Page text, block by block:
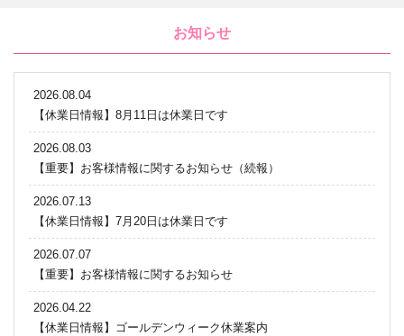
お知らせ
2026.08.04
【休業日情報】8月11日は休業日です
2026.08.03
【重要】お客様情報に関するお知らせ（続報）
2026.07.13
【休業日情報】7月20日は休業日です
2026.07.07
【重要】お客様情報に関するお知らせ
2026.04.22
【休業日情報】ゴールデンウィーク休業案内